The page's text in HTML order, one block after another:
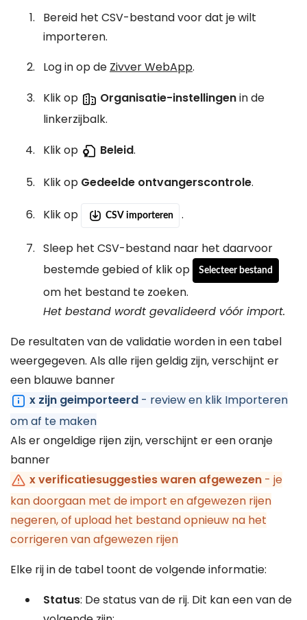
Bereid het CSV-bestand voor dat je wilt
importeren.
Log in op de Zivver WebApp.
Klik op
Organisatie-instellingenin de
linkerzijbalk.
Klik op
Beleid.
Klik op Gedeelde ontvangerscontrole.
Klik op CSV importeren .
Sleep het CSV-bestand naar het daarvoor
bestemde gebied of klik op
Selecteer bestand
om het bestand te zoeken.
Het bestand wordt gevalideerd vóór import.
De resultaten van de validatie worden in een tabel
weergegeven. Als alle rijen geldig zijn, verschijnt er
een blauwe banner
x zijn geimporteerd - review en klik Importeren
om af te maken
Als er ongeldige rijen zijn, verschijnt er een oranje
banner
x verificatiesuggesties waren afgewezen - je
kan doorgaan met de import en afgewezen rijen
negeren, of upload het bestand opnieuw na het
corrigeren van afgewezen rijen
Elke rij in de tabel toont de volgende informatie:
Status: De status van de rij. Dit kan een van de